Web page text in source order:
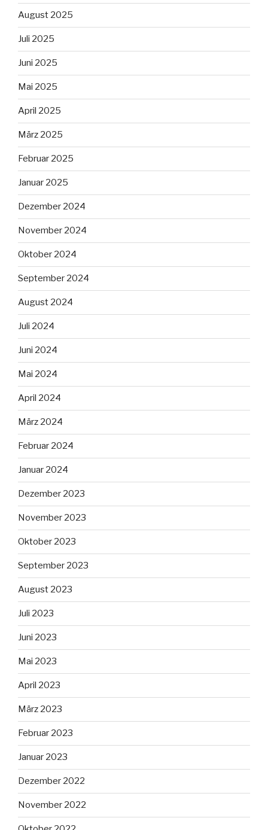
August 2025
Juli 2025
Juni 2025
Mai 2025
April 2025
März 2025
Februar 2025
Januar 2025
Dezember 2024
November 2024
Oktober 2024
September 2024
August 2024
Juli 2024
Juni 2024
Mai 2024
April 2024
März 2024
Februar 2024
Januar 2024
Dezember 2023
November 2023
Oktober 2023
September 2023
August 2023
Juli 2023
Juni 2023
Mai 2023
April 2023
März 2023
Februar 2023
Januar 2023
Dezember 2022
November 2022